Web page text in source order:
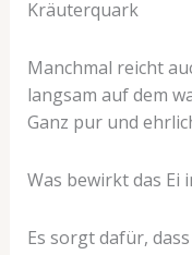
Kräuterquark
Manchmal reicht
langsam auf dem
Ganz pur und
Was bewirkt das Ei
Es sorgt dafür,